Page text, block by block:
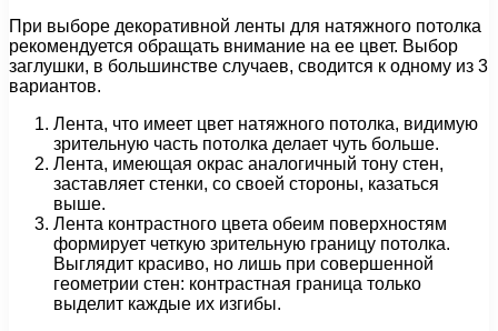
При выборе декоративной ленты для натяжного потолка
рекомендуется обращать внимание на ее цвет. Выбор
заглушки, в большинстве случаев, сводится к одному из 3
вариантов.
Лента, что имеет цвет натяжного потолка, видимую
зрительную часть потолка делает чуть больше.
Лента, имеющая окрас аналогичный тону стен,
заставляет стенки, со своей стороны, казаться
выше.
Лента контрастного цвета обеим поверхностям
формирует четкую зрительную границу потолка.
Выглядит красиво, но лишь при совершенной
геометрии стен: контрастная граница только
выделит каждые их изгибы.